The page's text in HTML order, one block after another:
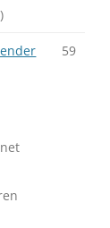
59